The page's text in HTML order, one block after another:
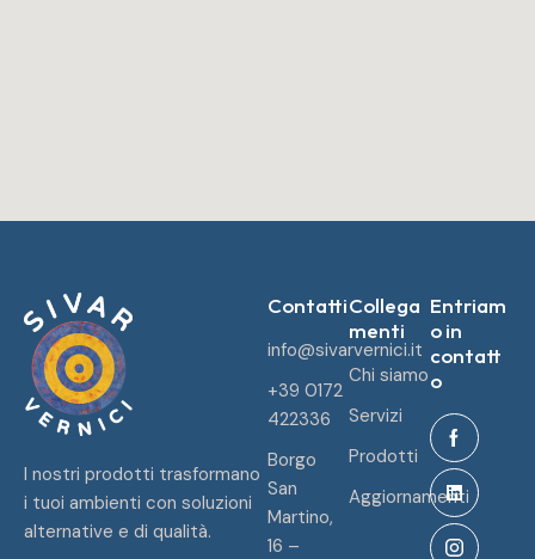
I nostri prodotti trasformano
i tuoi ambienti con soluzioni
alternative e di qualità.
Contatti
info@sivarvernici.it
+39 0172
422336
Borgo
San
Martino,
16 –
Collega
menti
Chi siamo
Servizi
Prodotti
Aggiornamenti
Entriam
o in
contatt
o